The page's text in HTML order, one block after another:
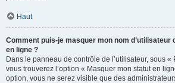
Haut
Comment puis-je masquer mon nom d’utilisateur
en ligne ?
Dans le panneau de contrôle de l’utilisateur, sous «
vous trouverez l’option « Masquer mon statut en
option, vous ne serez visible que des